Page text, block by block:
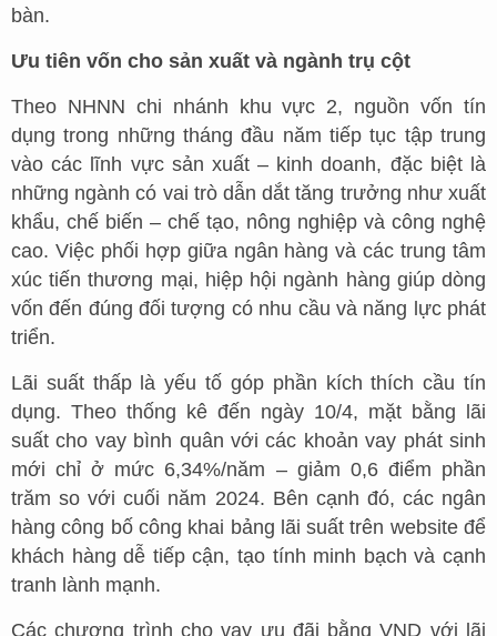
bàn.
Ưu tiên vốn cho sản xuất và ngành trụ cột
Theo NHNN chi nhánh khu vực 2, nguồn vốn tín
dụng trong những tháng đầu năm tiếp tục tập trung
vào các lĩnh vực sản xuất – kinh doanh, đặc biệt là
những ngành có vai trò dẫn dắt tăng trưởng như xuất
khẩu, chế biến – chế tạo, nông nghiệp và công nghệ
cao. Việc phối hợp giữa ngân hàng và các trung tâm
xúc tiến thương mại, hiệp hội ngành hàng giúp dòng
vốn đến đúng đối tượng có nhu cầu và năng lực phát
triển.
Lãi suất thấp là yếu tố góp phần kích thích cầu tín
dụng. Theo thống kê đến ngày 10/4, mặt bằng lãi
suất cho vay bình quân với các khoản vay phát sinh
mới chỉ ở mức 6,34%/năm – giảm 0,6 điểm phần
trăm so với cuối năm 2024. Bên cạnh đó, các ngân
hàng công bố công khai bảng lãi suất trên website để
khách hàng dễ tiếp cận, tạo tính minh bạch và cạnh
tranh lành mạnh.
Các chương trình cho vay ưu đãi bằng VND với lãi